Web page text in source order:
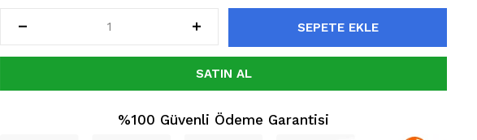
SEPETE EKLE
SATIN AL
%100 Güvenli Ödeme Garantisi